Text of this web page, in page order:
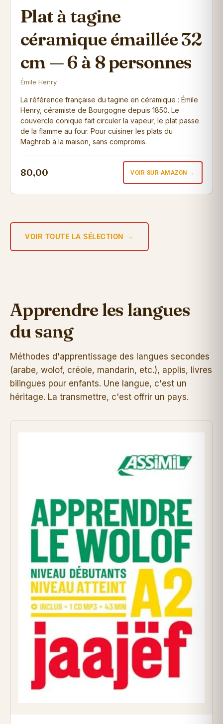
Plat à tagine
céramique émaillée 32
cm — 6 à 8 personnes
Émile Henry
La référence française du tagine en céramique : Émile
Henry, céramiste de Bourgogne depuis 1850. Le
couvercle conique fait circuler la vapeur, le plat passe
de la flamme au four. Pour cuisiner les plats du
Maghreb à la maison, sans compromis.
80,00 VOIR SUR AMAZON →
VOIR TOUTE LA SÉLECTION →
Apprendre les langues
du sang
Méthodes d'apprentissage des langues secondes
(arabe, wolof, créole, mandarin, etc.), applis, livres
bilingues pour enfants. Une langue, c'est un
héritage. La transmettre, c'est offrir un pays.